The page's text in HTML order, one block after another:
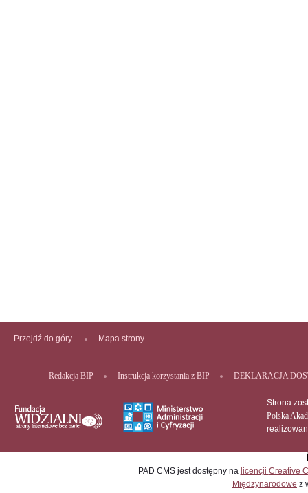
Przejdź do góry Mapa strony
Redakcja BIP Instrukcja korzystania z BIP DEKLARACJA
Strona
Polska
PAD CMS jest dostępny na licencji Creative
Międzynarodowe z